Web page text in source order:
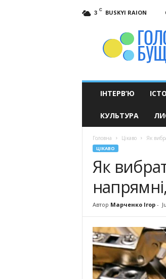
3 C BUSKYI RAION
ІНТЕРВ’Ю
КУЛЬТУРА
Головна Цікаво Як
ЦІКАВО
Як
Автор Марченко Ігор-